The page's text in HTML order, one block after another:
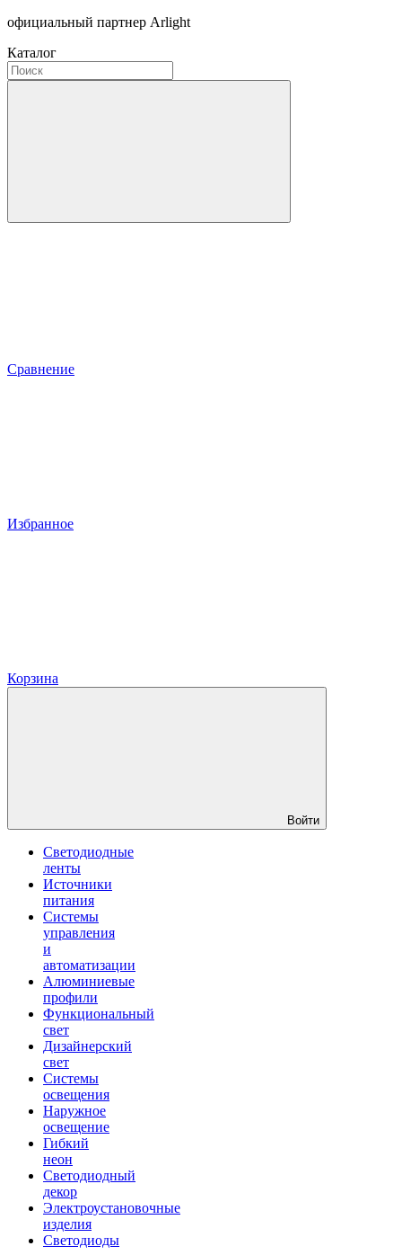
официальный партнер Arlight
Каталог
Сравнение
Избранное
Корзина
Войти
Светодиодные
ленты
Источники
питания
Системы
управления
и
автоматизации
Алюминиевые
профили
Функциональный
свет
Дизайнерский
свет
Системы
освещения
Наружное
освещение
Гибкий
неон
Светодиодный
декор
Электроустановочные
изделия
Светодиоды